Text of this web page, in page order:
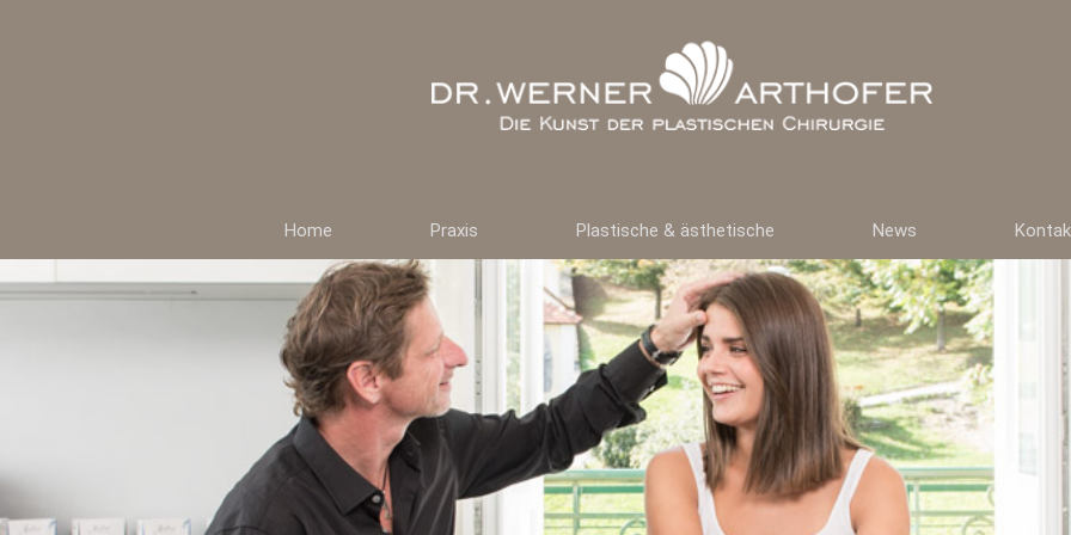
Home Praxis Plastische & ästhetische News